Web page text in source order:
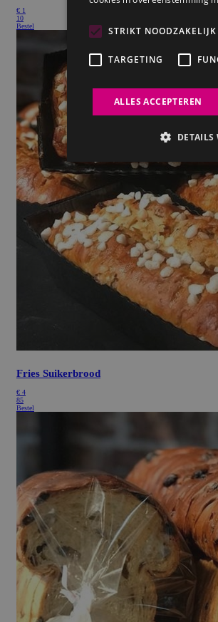
€ 1
10
Bestel
Fries Suikerbrood
€ 4
85
Bestel